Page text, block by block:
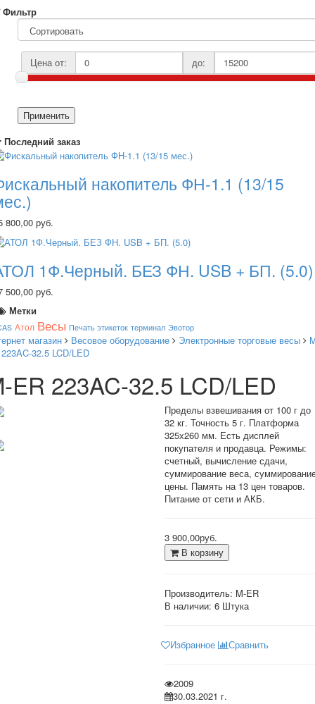
Фильтр
Цена от: до:
Применить
Последний заказ
накопитель ФН-1.1 (13/15
800,00 руб.
1Ф.Черный. БЕЗ ФН. USB + БП. (5.0)
500,00 руб.
Метки
Атол Весы Печать этикеток терминал Эвотор
магазин Весовое оборудование Электронные торговые весы
32.5 LCD/LED
ER 223AC-32.5 LCD/LED
Пределы взвешивания от 100 г до
32 кг. Точность 5 г. Платформа
325х260 мм. Есть дисплей
покупателя и продавца. Режимы:
счетный, вычисление сдачи,
суммирование веса,
цены. Память на 13 цен товаров.
Питание от сети и АКБ.
3 900,00руб.
В корзину
Производитель: M-ER
В наличии: 6 Штука
Избранное Сравнить
2009
30.03.2021 г.